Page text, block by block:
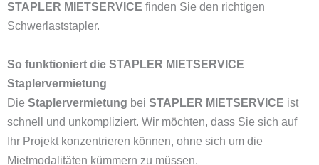
STAPLER MIETSERVICE finden Sie den richtigen
Schwerlaststapler.
So funktioniert die STAPLER MIETSERVICE
Staplervermietung
Die Staplervermietung bei STAPLER MIETSERVICE ist
schnell und unkompliziert. Wir möchten, dass Sie sich auf
Ihr Projekt konzentrieren können, ohne sich um die
Mietmodalitäten kümmern zu müssen.